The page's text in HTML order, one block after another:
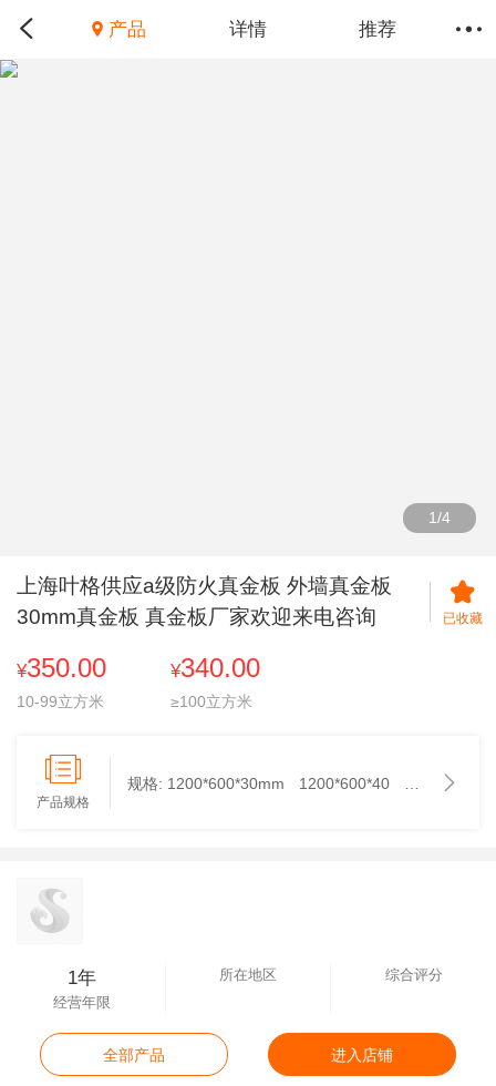
产品 详情 推荐
1/4
上海叶格供应a级防火真金板 外墙真金板
30mm真金板 真金板厂家欢迎来电咨询
已收藏
¥350.00
10-99立方米
¥340.00
≥100立方米
产品规格
规格: 1200*600*30mm 1200*600*40 1200*600*50
1年
经营年限
所在地区 综合评分
全部产品 进入店铺